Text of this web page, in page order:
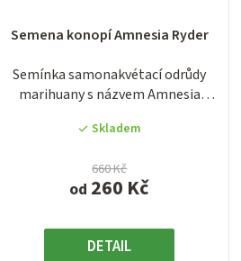
Semena konopí Amnesia Ryder
Semínka samonakvétací odrůdy
marihuany s názvem Amnesia
Skladem
od 260 Kč
660 Kč
DETAIL
produktu
3,7
z
hvězdiček.